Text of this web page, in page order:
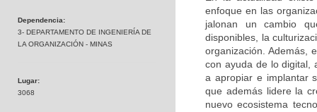
Dependencia:
3- DEPARTAMENTO DE INGENIERÍA DE
LA ORGANIZACIÓN - MINAS
Lugar:
3068
enfoque en las
jalonan un cambio
disponibles, la
organización. Además,
con ayuda de lo digital,
a apropiar e implantar
que además lidere la
nuevo ecosistema